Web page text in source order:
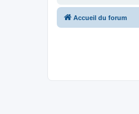
Accueil du forum